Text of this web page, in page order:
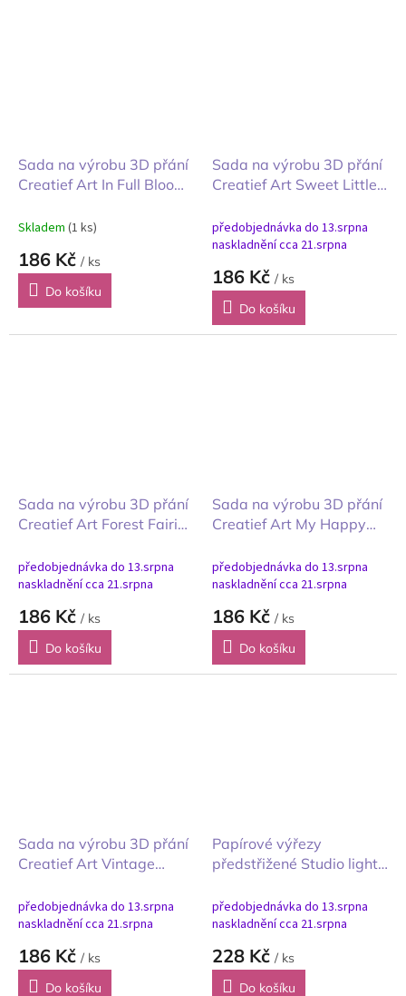
Sada na výrobu 3D přání
Creatief Art In Full Bloom
Skladem (1 ks)
186 Kč / ks
Do košíku
Sada na výrobu 3D přání
Creatief Art Sweet Little
předobjednávka do 13.srpna
naskladnění cca 21.srpna
186 Kč / ks
Do košíku
Sada na výrobu 3D přání
Creatief Art Forest Fairies
předobjednávka do 13.srpna
naskladnění cca 21.srpna
186 Kč / ks
Do košíku
Sada na výrobu 3D přání
Creatief Art My Happy
zahrádka
předobjednávka do 13.srpna
naskladnění cca 21.srpna
186 Kč / ks
Do košíku
Sada na výrobu 3D přání
Creatief Art Vintage
předobjednávka do 13.srpna
naskladnění cca 21.srpna
186 Kč / ks
Do košíku
Papírové výřezy
předstřižené Studio light
A4
předobjednávka do 13.srpna
naskladnění cca 21.srpna
228 Kč / ks
Do košíku